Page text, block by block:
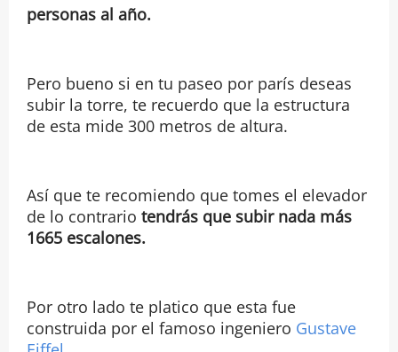
personas al año.
Pero bueno si en tu paseo por parís deseas
subir la torre, te recuerdo que la estructura
de esta mide 300 metros de altura.
Así que te recomiendo que tomes el elevador
de lo contrario tendrás que subir nada más
1665 escalones.
Por otro lado te platico que esta fue
construida por el famoso ingeniero Gustave